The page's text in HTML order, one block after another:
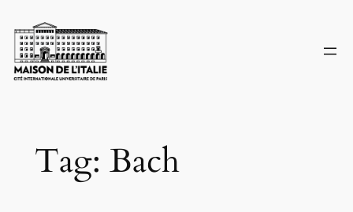
to
content
Tag: Bach